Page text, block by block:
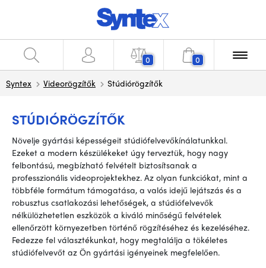
0 0
Syntex Videorögzítők Stúdiórögzítők
STÚDIÓRÖGZÍTŐK
Növelje gyártási képességeit stúdiófelvevőkínálatunkkal.
Ezeket a modern készülékeket úgy terveztük, hogy nagy
felbontású, megbízható felvételt biztosítsanak a
professzionális videoprojektekhez. Az olyan funkciókat, mint a
többféle formátum támogatása, a valós idejű lejátszás és a
robusztus csatlakozási lehetőségek, a stúdiófelvevők
nélkülözhetetlen eszközök a kiváló minőségű felvételek
ellenőrzött környezetben történő rögzítéséhez és kezeléséhez.
Fedezze fel választékunkat, hogy megtalálja a tökéletes
stúdiófelvevőt az Ön gyártási igényeinek megfelelően.